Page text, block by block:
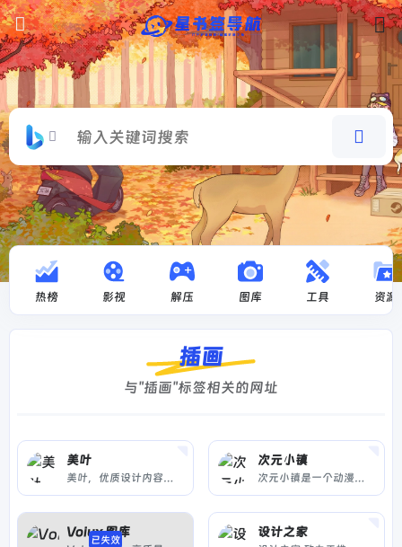
热榜 影视 解压 图库 工具 资源
插画
与"插画"标签相关的网址
美叶
美叶，优质设计内容推荐平台。向设计从业者，推介不同设计细分领域的杰出代表。
次元小镇
次元小镇是一个动漫爱好者分享社区，动漫资源、资讯、动漫美图壁纸、音乐和cosplay资源小站，阿宅们快到碗里来ヽ(✿゜▽゜)ノ
Voiux 图库
已失效
设计之家